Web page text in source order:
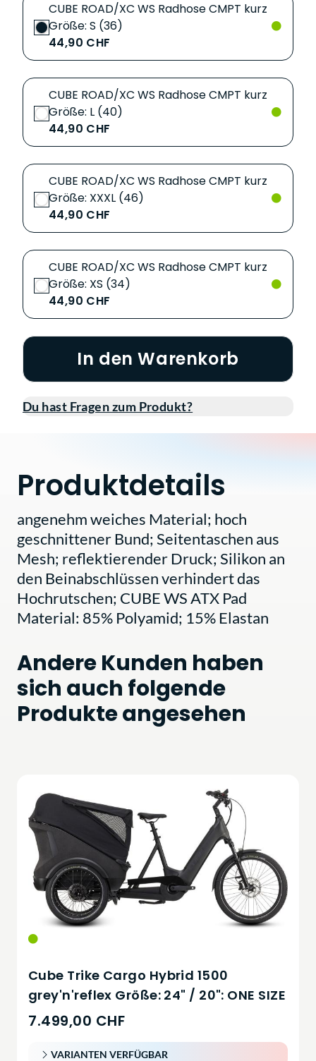
CUBE ROAD/XC WS Radhose CMPT kurz
Größe: S (36)
44,90 CHF
CUBE ROAD/XC WS Radhose CMPT kurz
Größe: L (40)
44,90 CHF
CUBE ROAD/XC WS Radhose CMPT kurz
Größe: XXXL (46)
44,90 CHF
CUBE ROAD/XC WS Radhose CMPT kurz
Größe: XS (34)
44,90 CHF
In den Warenkorb
Du hast Fragen zum Produkt?
Produktdetails
angenehm weiches Material; hoch
geschnittener Bund; Seitentaschen aus
Mesh; reflektierender Druck; Silikon an
den Beinabschlüssen verhindert das
Hochrutschen; CUBE WS ATX Pad
Material: 85% Polyamid; 15% Elastan
Andere Kunden haben
sich auch folgende
Produkte angesehen
Cube Trike Cargo Hybrid 1500
grey'n'reflex Größe: 24" / 20": ONE SIZE
7.499,00 CHF
VARIANTEN VERFÜGBAR